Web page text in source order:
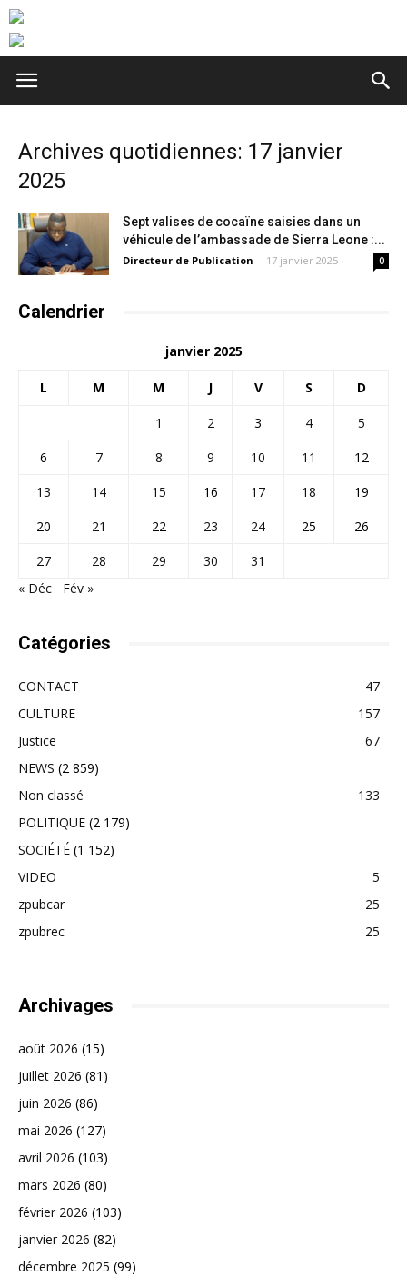
Archives quotidiennes: 17 janvier
2025
Sept valises de cocaïne saisies dans un
véhicule de l’ambassade de Sierra Leone :...
Directeur de Publication - 17 janvier 2025 0
Calendrier
janvier 2025
L M M J V S D
1 2 3 4
5
6
7 8 9 10 11
12
13
14 15 16 17 18
19
20
21 22 23 24 25
26
27
28 29 30
31
« Déc
Fév »
Catégories
CONTACT
47
CULTURE
157
Justice
67
NEWS (2 859)
Non classé
133
POLITIQUE (2 179)
SOCIÉTÉ (1 152)
VIDEO
5
zpubcar
25
zpubrec
25
Archivages
août 2026 (15)
juillet 2026 (81)
juin 2026 (86)
mai 2026 (127)
avril 2026 (103)
mars 2026 (80)
février 2026 (103)
janvier 2026 (82)
décembre 2025 (99)